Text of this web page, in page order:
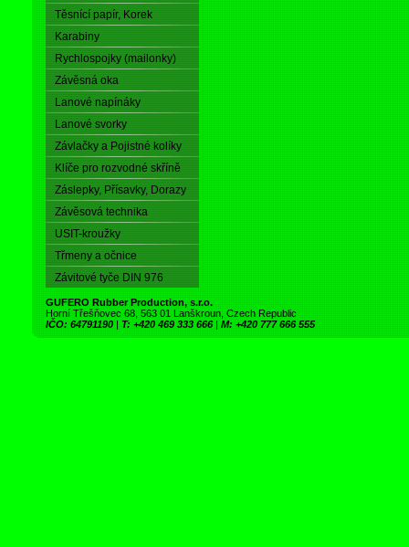
Těsnící papír, Korek
Karabiny
Rychlospojky (mailonky)
Závěsná oka
Lanové napínáky
Lanové svorky
Závlačky a Pojistné kolíky
Klíče pro rozvodné skříně
Záslepky, Přísavky, Dorazy
Závěsová technika
USIT-kroužky
Třmeny a očnice
Závitové tyče DIN 976
GUFERO Rubber Production, s.r.o.
Horní Třešňovec 68, 563 01 Lanškroun, Czech Republic
IČO: 64791190 | T: +420 469 333 666 | M: +420 777 666 555